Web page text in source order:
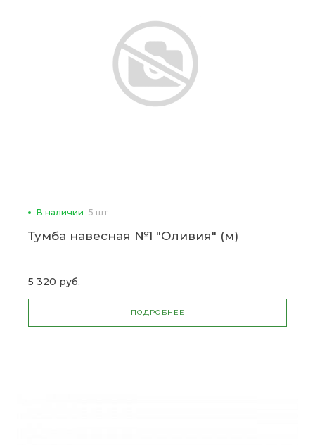
В наличии 5 шт
Тумба навесная №1 "Оливия" (м)
5 320 руб.
ПОДРОБНЕЕ